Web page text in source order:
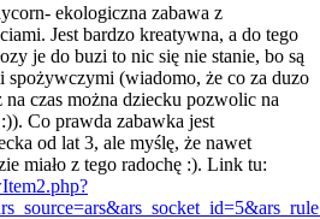
ekologiczna zabawa z
Jest bardzo kreatywna, a do tego
je do buzi to nic się nie stanie, bo są
spożywczymi (wiadomo, że co za duzo
czas można dziecku pozwolic na
Co prawda zabawka jest
od lat 3, ale myślę, że nawet
miało z tego radochę :). Link tu: